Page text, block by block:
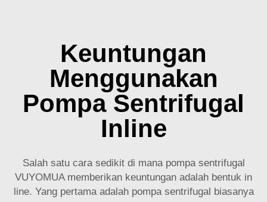
Keuntungan
Menggunakan
Pompa Sentrifugal
Inline
Salah satu cara sedikit di mana pompa sentrifugal
VUYOMUA memberikan keuntungan adalah bentuk in
line. Yang pertama adalah pompa sentrifugal biasanya